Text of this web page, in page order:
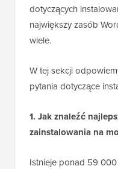
dotyczących
największy zasób
wiele.
W tej sekcji
pytania dotyczące
1. Jak znaleźć
zainstalowania na
Istnieje ponad 59